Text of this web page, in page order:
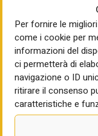
Per fornire le
come i cookie per
informazioni del
ci permetterà di
navigazione o ID
ritirare il consenso
caratteristiche e
finanziario.
investimenti ingenti,
Molti saranno
competenze,
valutare
lontani nel tempo”.
adeguata
capitale di rischio e
crescita,